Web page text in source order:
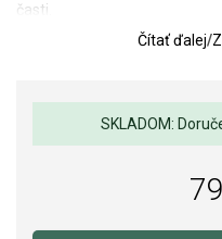
časti.
Motív Buzz Lightyeara
Rozmer korálky: 16 x 15 mm.
Čítať ďalej/
SKLADOM: